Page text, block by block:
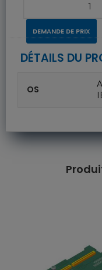
DEMANDE DE PRIX
DÉTAILS DU
OS